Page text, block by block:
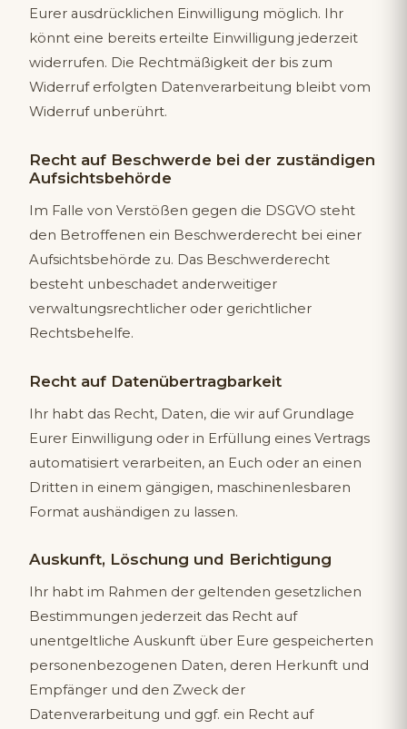
Eurer ausdrücklichen Einwilligung möglich. Ihr
könnt eine bereits erteilte Einwilligung jederzeit
widerrufen. Die Rechtmäßigkeit der bis zum
Widerruf erfolgten Datenverarbeitung bleibt vom
Widerruf unberührt.
Recht auf Beschwerde bei der zuständigen
Aufsichtsbehörde
Im Falle von Verstößen gegen die DSGVO steht
den Betroffenen ein Beschwerderecht bei einer
Aufsichtsbehörde zu. Das Beschwerderecht
besteht unbeschadet anderweitiger
verwaltungsrechtlicher oder gerichtlicher
Rechtsbehelfe.
Recht auf Datenübertragbarkeit
Ihr habt das Recht, Daten, die wir auf Grundlage
Eurer Einwilligung oder in Erfüllung eines Vertrags
automatisiert verarbeiten, an Euch oder an einen
Dritten in einem gängigen, maschinenlesbaren
Format aushändigen zu lassen.
Auskunft, Löschung und Berichtigung
Ihr habt im Rahmen der geltenden gesetzlichen
Bestimmungen jederzeit das Recht auf
unentgeltliche Auskunft über Eure gespeicherten
personenbezogenen Daten, deren Herkunft und
Empfänger und den Zweck der
Datenverarbeitung und ggf. ein Recht auf